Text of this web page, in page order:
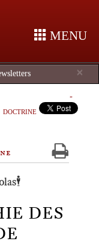
MENU
×
DOCTRINE
DES